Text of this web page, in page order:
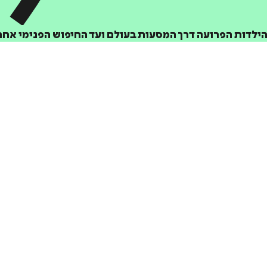
הפרועה דרך המסעות בעולם ועד החיפוש הפנימי